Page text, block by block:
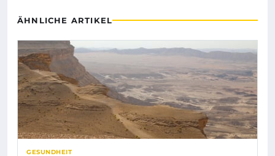
ÄHNLICHE ARTIKEL
GESUNDHEIT